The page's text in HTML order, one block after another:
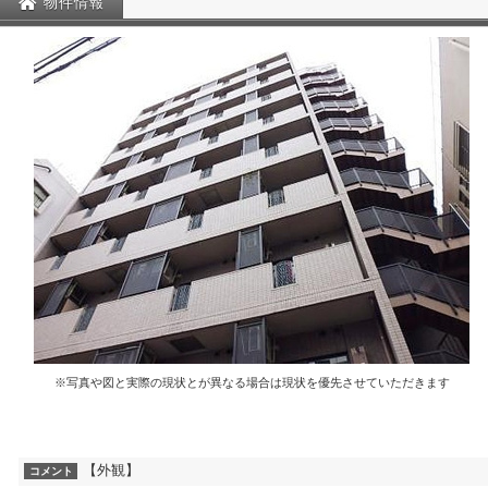
※写真や図と実際の現状とが異なる場合は現状を優先させていただきます
コメント 【外観】